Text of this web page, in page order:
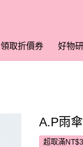
領取折價券 好物
A.P雨
超取滿